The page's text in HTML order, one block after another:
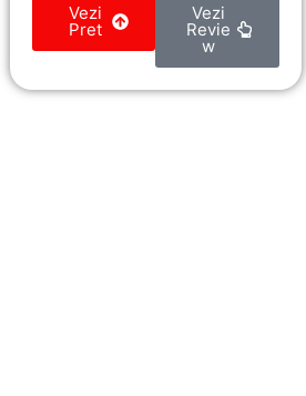
Vezi
Pret
Vezi
Revie
w